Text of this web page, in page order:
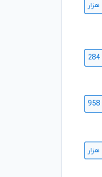
284
958